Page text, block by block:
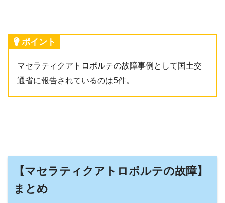
ポイント
マセラティクアトロポルテの故障事例として国土交
通省に報告されているのは5件。
【マセラティクアトロポルテの故障】
まとめ